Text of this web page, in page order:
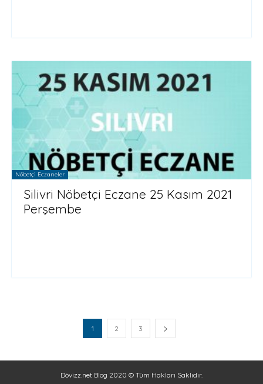
Nöbetçi Eczaneler
Silivri Nöbetçi Eczane 25 Kasım 2021
Perşembe
1 2 3
Dövizz.net Blog 2020 © Tüm Hakları Saklıdır.